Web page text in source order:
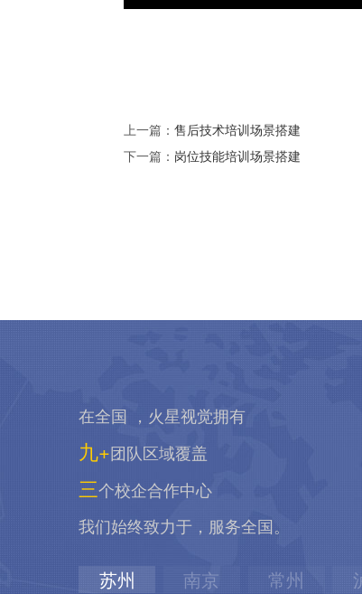
上一篇： 售后技术培训场景搭建
下一篇： 岗位技能培训场景搭建
在全国 ，火星视觉拥有
九+团队区域覆盖
三个校企合作中心
我们始终致力于，服务全国。
苏州 南京 常州